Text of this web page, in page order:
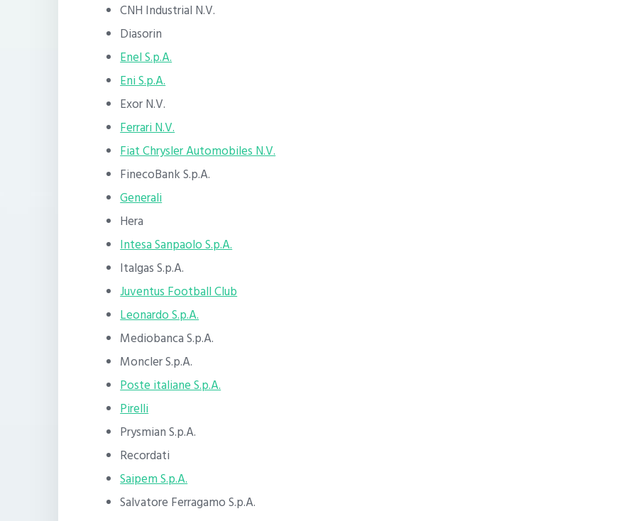
CNH Industrial N.V.
Diasorin
Enel S.p.A.
Eni S.p.A.
Exor N.V.
Ferrari N.V.
Fiat Chrysler Automobiles N.V.
FinecoBank S.p.A.
Generali
Hera
Intesa Sanpaolo S.p.A.
Italgas S.p.A.
Juventus Football Club
Leonardo S.p.A.
Mediobanca S.p.A.
Moncler S.p.A.
Poste italiane S.p.A.
Pirelli
Prysmian S.p.A.
Recordati
Saipem S.p.A.
Salvatore Ferragamo S.p.A.